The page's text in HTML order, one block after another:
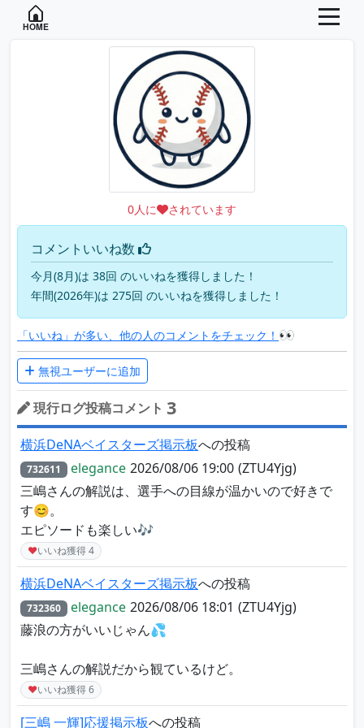
HOME
0人に されています
コメントいいね数
今月(8月)は 38回 のいいねを獲得しました！
年間(2026年)は 275回 のいいねを獲得しました！
「いいね」が多い、他の人のコメントをチェック！ 👀
無視ユーザーに追加
現行ログ投稿コメント 3
横浜DeNAベイスターズ掲示板への投稿
732611 elegance 2026/08/06 19:00 (ZTU4Yjg)
三嶋さんの解説は、選手への目線が温かいので好きで
す😊。
エピソードも楽しい🎶
♥いいね獲得4
横浜DeNAベイスターズ掲示板への投稿
732360 elegance 2026/08/06 18:01 (ZTU4Yjg)
藤浪の方がいいじゃん💦
三嶋さんの解説だから観ているけど。
♥いいね獲得6
[三嶋 一輝]応援掲示板への投稿